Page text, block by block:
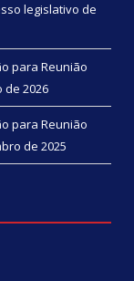
legislativo de
para Reunião
de 2026
para Reunião
de 2025